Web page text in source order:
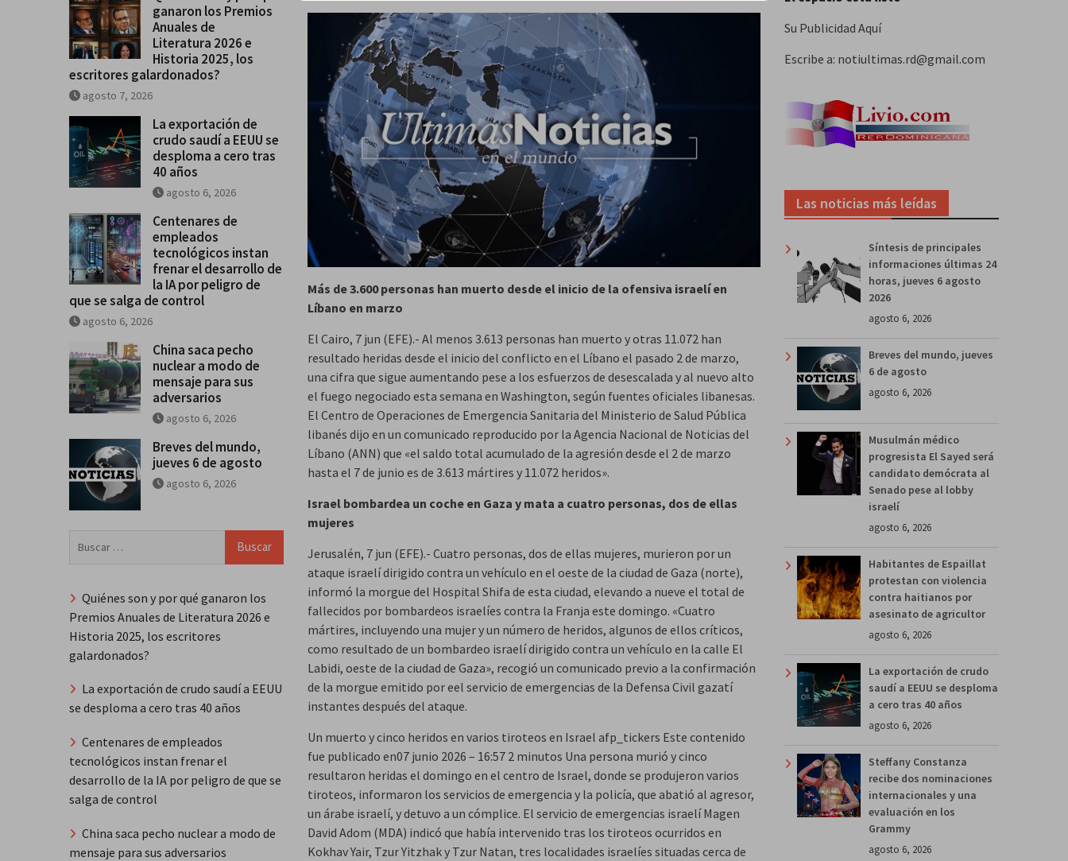
mensaje para sus adversarios
Breves del mundo, jueves 6 de agosto
Más de 3.600 personas han muerto desde el inicio de la ofensiva israelí en
Líbano en marzo
El Cairo, 7 jun (EFE).- Al menos 3.613 personas han muerto y otras 11.072 han
resultado heridas desde el inicio del conflicto en el Líbano el pasado 2 de marzo,
una cifra que sigue aumentando pese a los esfuerzos de desescalada y al nuevo alto
el fuego negociado esta semana en Washington, según fuentes oficiales libanesas.
El Centro de Operaciones de Emergencia Sanitaria del Ministerio de Salud Pública
libanés dijo en un comunicado reproducido por la Agencia Nacional de Noticias del
Líbano (ANN) que «el saldo total acumulado de la agresión desde el 2 de marzo
hasta el 7 de junio es de 3.613 mártires y 11.072 heridos».
Israel bombardea un coche en Gaza y mata a cuatro personas, dos de ellas
mujeres
Jerusalén, 7 jun (EFE).- Cuatro personas, dos de ellas mujeres, murieron por un
ataque israelí dirigido contra un vehículo en el oeste de la ciudad de Gaza (norte),
informó la morgue del Hospital Shifa de esta ciudad, elevando a nueve el total de
fallecidos por bombardeos israelíes contra la Franja este domingo. «Cuatro
mártires, incluyendo una mujer y un número de heridos, algunos de ellos críticos,
como resultado de un bombardeo israelí dirigido contra un vehículo en la calle El
Labidi, oeste de la ciudad de Gaza», recogió un comunicado previo a la confirmación
de la morgue emitido por eel servicio de emergencias de la Defensa Civil gazatí
instantes después del ataque.
Un muerto y cinco heridos en varios tiroteos en Israel afp_tickers Este contenido
fue publicado en07 junio 2026 – 16:57 2 minutos Una persona murió y cinco
resultaron heridas el domingo en el centro de Israel, donde se produjeron varios
tiroteos, informaron los servicios de emergencia y la policía, que abatió al agresor,
un árabe israelí, y detuvo a un cómplice. El servicio de emergencias israelí Magen
David Adom (MDA) indicó que había intervenido tras los tiroteos ocurridos en
Kokhav Yair, Tzur Yitzhak y Tzur Natan, tres localidades israelíes situadas cerca de
Su Publicidad Aquí
Escribe a: notiultimas.rd@gmail.com
Las noticias más leídas
Síntesis de principales
informaciones últimas 24
horas, jueves 6 agosto
2026
agosto 6, 2026
Breves del mundo, jueves
6 de agosto
agosto 6, 2026
Musulmán médico
progresista El Sayed será
candidato demócrata al
Senado pese al lobby
israelí
agosto 6, 2026
Habitantes de Espaillat
protestan con violencia
contra haitianos por
asesinato de agricultor
agosto 6, 2026
La exportación de crudo
saudí a EEUU se desploma
a cero tras 40 años
agosto 6, 2026
Steffany Constanza
recibe dos nominaciones
internacionales y una
evaluación en los
Grammy
agosto 6, 2026
ganaron los Premios
Anuales de
Literatura 2026 e
Historia 2025, los
escritores galardonados?
agosto 7, 2026
La exportación de
crudo saudí a EEUU se
desploma a cero tras
40 años
agosto 6, 2026
Centenares de
empleados
tecnológicos instan
frenar el desarrollo de
la IA por peligro de
que se salga de control
agosto 6, 2026
China saca pecho
nuclear a modo de
mensaje para sus
adversarios
agosto 6, 2026
Breves del mundo,
jueves 6 de agosto
agosto 6, 2026
Quiénes son y por qué ganaron los
Premios Anuales de Literatura 2026 e
Historia 2025, los escritores
galardonados?
La exportación de crudo saudí a EEUU
se desploma a cero tras 40 años
Centenares de empleados
tecnológicos instan frenar el
desarrollo de la IA por peligro de que se
salga de control
China saca pecho nuclear a modo de
mensaje para sus adversarios